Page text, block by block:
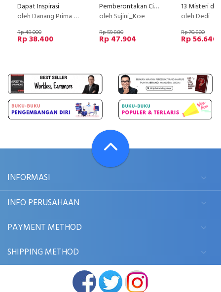
Dapat Inspirasi
oleh Danang Prima & Reysa Eka
Rp 48.000
Rp 38.400
Pemberontakan Cinderella : Awal Dari Sebuah Mimpi
oleh Sujini_Koe
Rp 59.880
Rp 47.904
oleh Dedi
Rp 70.800
Rp 56.640
INFORMASI
INFO PERUSAHAAN
PAYMENT METHOD
SHIPPING METHOD